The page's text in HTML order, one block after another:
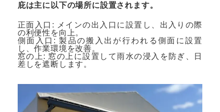
庇は主に以下の場所に設置されます。
正面入口: メインの出入口に設置し、出入りの際
の利便性を向上。
側面入口: 製品の搬入出が行われる側面に設置
し、作業環境を改善。
窓の上: 窓の上に設置して雨水の浸入を防ぎ、日
差しを遮断します。